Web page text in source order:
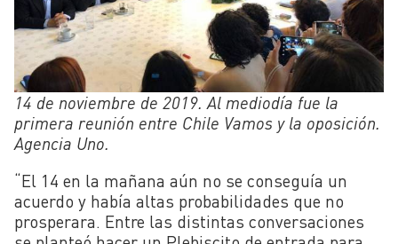
14 de noviembre de 2019. Al mediodía fue la
primera reunión entre Chile Vamos y la oposición.
Agencia Uno.
“El 14 en la mañana aún no se conseguía un
acuerdo y había altas probabilidades que no
prosperara. Entre las distintas conversaciones